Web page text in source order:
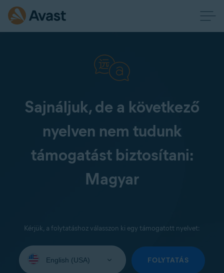
Sajnáljuk, de a következő
nyelven nem tudunk
támogatást biztosítani:
Magyar
Kérjük, a folytatáshoz válasszon ki egy támogatott nyelvet:
your
FOLYTATÁS